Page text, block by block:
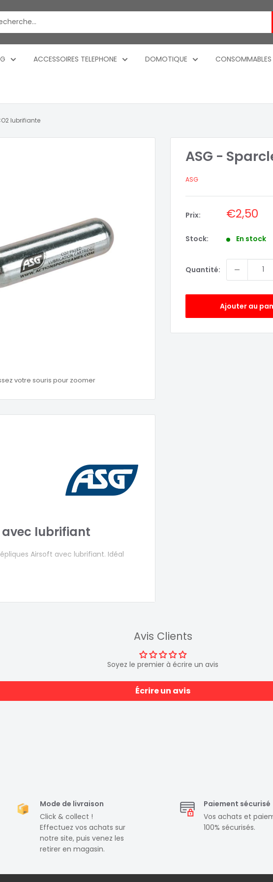
ACCESSOIRES TELEPHONE DOMOTIQUE CONSOMMABLES
lubrifiante
votre souris pour zoomer
ASG -
ASG
Prix: Prix
réduit
€2,50
Stock: En stock
Quantité:
Ajouter au
avec lubrifiant
Airsoft avec lubrifiant. Idéal
Avis Clients
Soyez le premier à écrire un avis
Écrire un avis
Mode de livraison
Click & collect !
Effectuez vos achats sur
notre site, puis venez les
retirer en magasin.
Paiement sécurisé
Vos achats et
100% sécurisés.